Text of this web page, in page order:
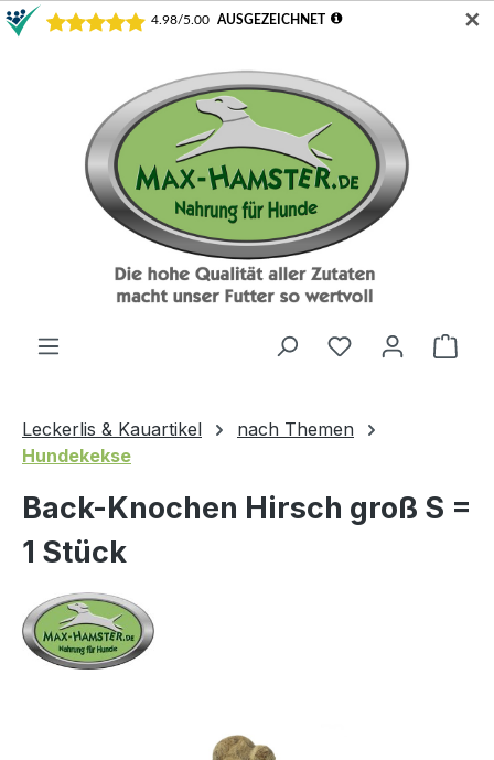
✕
Leckerlis & Kauartikel
nach Themen
Hundekekse
Back-Knochen Hirsch groß S =
1 Stück